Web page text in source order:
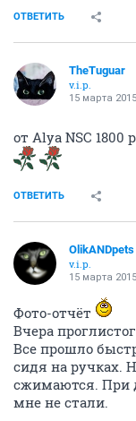
ОТВЕТИТЬ
TheTuguar
v.i.p.
14 марта 2015
период -
(в первую
записана на
стерилизацию
последним пока
Также на 20
прививочку
(после лечения
Ними, а также
потребуется
нам вдвоем с
кругом
Сейчас
стерилизации
мероприятия